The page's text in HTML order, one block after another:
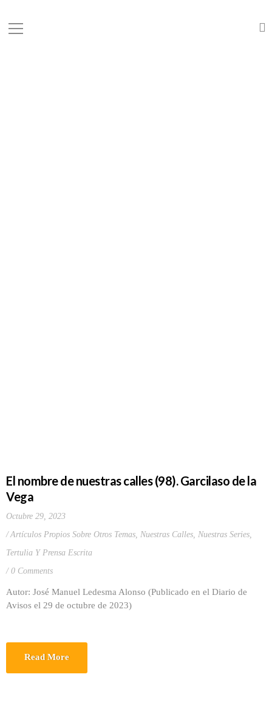
El nombre de nuestras calles (98). Garcilaso de la
Vega
Octubre 29, 2023
Artículos Propios Sobre Otros Temas, Nuestras Calles, Nuestras Series,
Tertulia Y Prensa Escrita
0 Comments
Autor: José Manuel Ledesma Alonso (Publicado en el Diario de
Avisos el 29 de octubre de 2023)
Read More